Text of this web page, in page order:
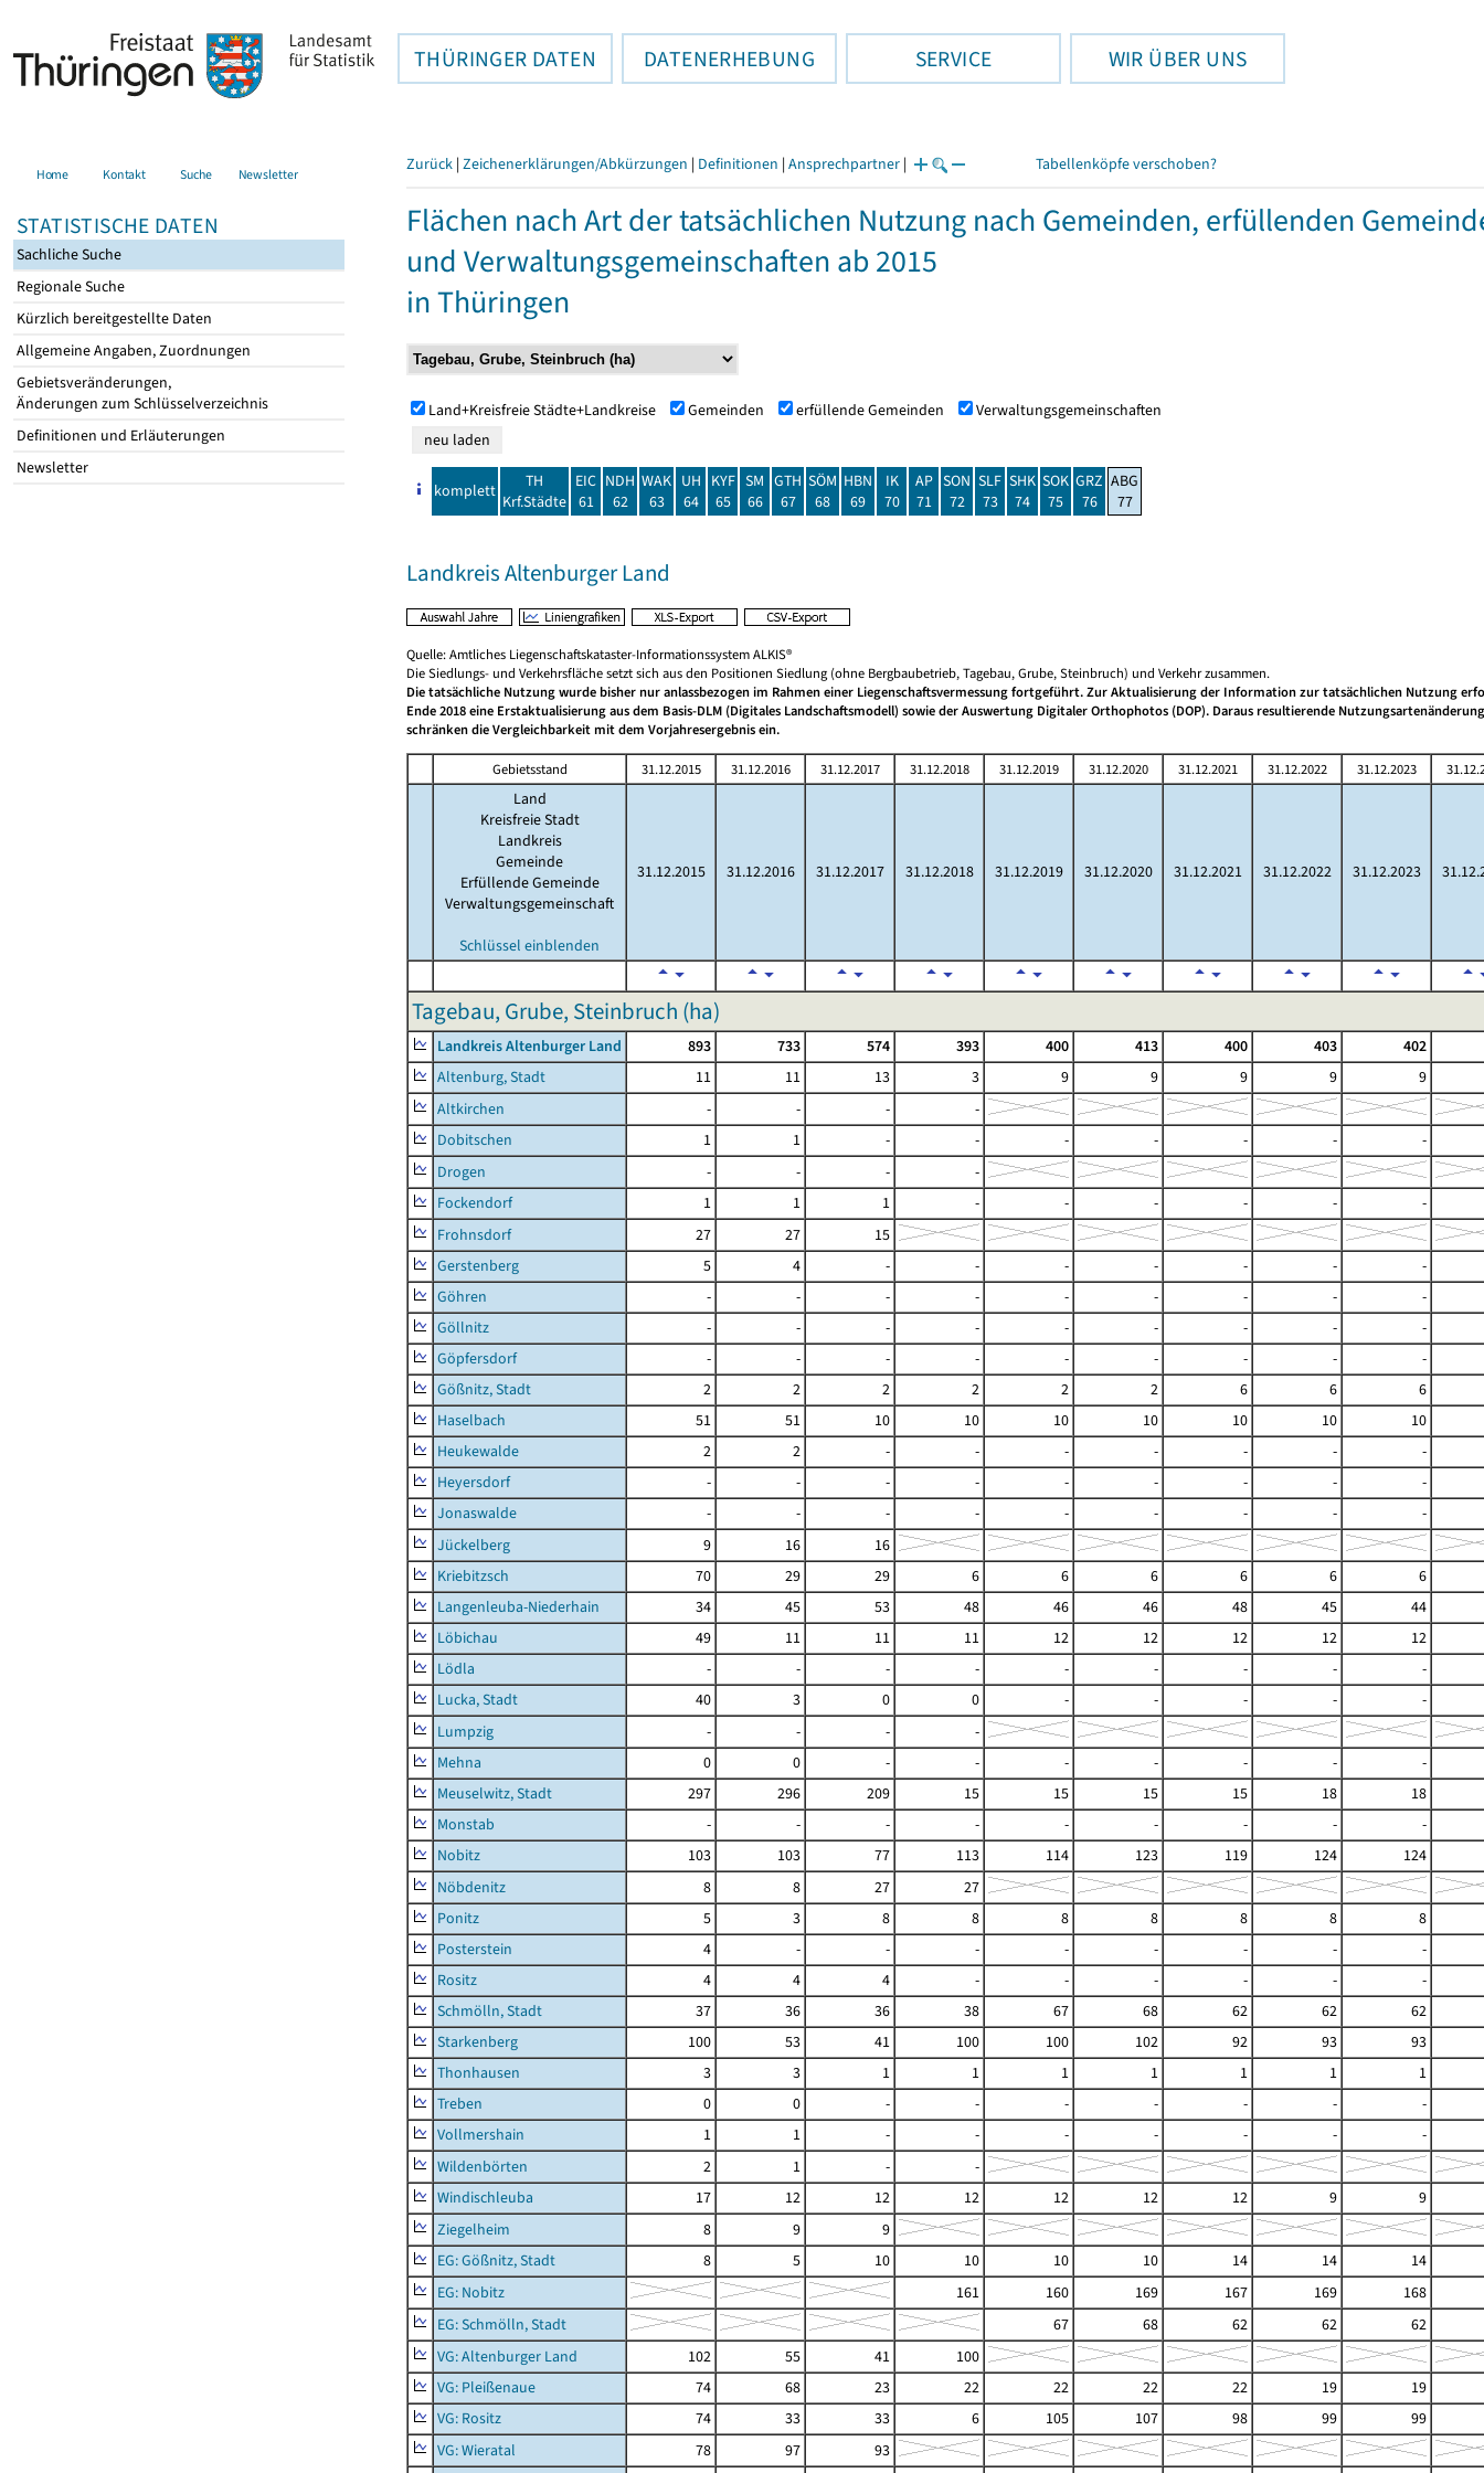
THÜRINGER DATEN DATENERHEBUNG SERVICE WIR ÜBER UNS
Home Kontakt Suche Newsletter
STATISTISCHE DATEN
Sachliche Suche
Regionale Suche
Kürzlich bereitgestellte Daten
Allgemeine Angaben, Zuordnungen
Gebietsveränderungen,
Änderungen zum Schlüsselverzeichnis
Definitionen und Erläuterungen
Newsletter
Zurück | Zeichenerklärungen/Abkürzungen | Definitionen | Ansprechpartner | Tabellenköpfe verschoben?
Flächen nach Art der tatsächlichen Nutzung nach Gemeinden, erfüllenden
und Verwaltungsgemeinschaften ab 2015
in Thüringen
Land+Kreisfreie Städte+Landkreise Gemeinden erfüllende Gemeinden Verwaltungsgemeinschaften
komplett
TH
Krf.Städte
EIC
61
NDH
62
WAK
63
UH
64
KYF
65
SM
66
GTH
67
SÖM
68
HBN
69
IK
70
AP
71
SON
72
SLF
73
SHK
74
SOK
75
GRZ
76
ABG
77
Landkreis Altenburger Land
Quelle: Amtliches Liegenschaftskataster-Informationssystem ALKIS®
Die Siedlungs- und Verkehrsfläche setzt sich aus den Positionen Siedlung (ohne Bergbaubetrieb, Tagebau, Grube, Steinbruch) und Verkehr zusammen.
Die tatsächliche Nutzung wurde bisher nur anlassbezogen im Rahmen einer Liegenschaftsvermessung fortgeführt. Zur Aktualisierung der Information zur tatsächlichen Nutzung
Ende 2018 eine Erstaktualisierung aus dem Basis-DLM (Digitales Landschaftsmodell) sowie der Auswertung Digitaler Orthophotos (DOP). Daraus resultierende
schränken die Vergleichbarkeit mit dem Vorjahresergebnis ein.
Gebietsstand 31.12.2015 31.12.2016 31.12.2017 31.12.2018 31.12.2019 31.12.2020 31.12.2021 31.12.2022 31.12.2023
Land
Kreisfreie Stadt
Landkreis
Gemeinde
Erfüllende Gemeinde
Verwaltungsgemeinschaft
Schlüssel einblenden
31.12.2015 31.12.2016 31.12.2017 31.12.2018 31.12.2019 31.12.2020 31.12.2021 31.12.2022 31.12.2023
Tagebau, Grube, Steinbruch (ha)
Landkreis Altenburger Land 893 733 574 393 400 413 400 403
402
Altenburg, Stadt
11 11 13 3 9 9 9 9
9
Altkirchen
- - -
-
Dobitschen
1 1 - - - - - -
-
Drogen
- - -
-
Fockendorf
1 1 1 - - - - -
-
Frohnsdorf
27 27
15
Gerstenberg
5 4 - - - - - -
-
Göhren
- - - - - - - -
-
Göllnitz
- - - - - - - -
-
Göpfersdorf
- - - - - - - -
-
Gößnitz, Stadt
2 2 2 2 2 2 6 6
6
Haselbach
51 51 10 10 10 10 10 10
10
Heukewalde
2 2 - - - - - -
-
Heyersdorf
- - - - - - - -
-
Jonaswalde
- - - - - - - -
-
Jückelberg
9 16
16
Kriebitzsch
70 29 29 6 6 6 6 6
6
Langenleuba-Niederhain
34 45 53 48 46 46 48 45
44
Löbichau
49 11 11 11 12 12 12 12
12
Lödla
- - - - - - - -
-
Lucka, Stadt
40 3 0 0 - - - -
-
Lumpzig
- - -
-
Mehna
0 0 - - - - - -
-
Meuselwitz, Stadt
297 296 209 15 15 15 15 18
18
Monstab
- - - - - - - -
-
Nobitz
103 103 77 113 114 123 119 124
124
Nöbdenitz
8 8 27
27
Ponitz
5 3 8 8 8 8 8 8
8
Posterstein
4 - - - - - - -
-
Rositz
4 4 4 - - - - -
-
Schmölln, Stadt
37 36 36 38 67 68 62 62
62
Starkenberg
100 53 41 100 100 102 92 93
93
Thonhausen
3 3 1 1 1 1 1 1
1
Treben
0 0 - - - - - -
-
Vollmershain
1 1 - - - - - -
-
Wildenbörten
2 1 -
-
Windischleuba
17 12 12 12 12 12 12 9
9
Ziegelheim
8 9
9
EG: Gößnitz, Stadt
8 5 10 10 10 10 14 14
14
EG: Nobitz
161 160 169 167 169
168
EG: Schmölln, Stadt
67 68 62 62
62
VG: Altenburger Land
102 55 41
100
VG: Pleißenaue
74 68 23 22 22 22 22 19
19
VG: Rositz
74 33 33 6 105 107 98 99
99
VG: Wieratal
78 97
93